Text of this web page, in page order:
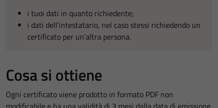
i tuoi dati in quanto richiedente;
i dati dell’intestatario, nel caso stessi richiedendo un
certificato per un’altra persona.
Cosa si ottiene
Ogni certificato viene prodotto in formato PDF non